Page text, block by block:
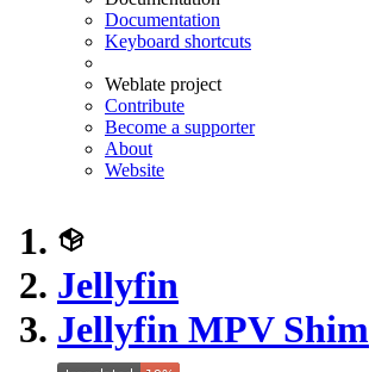
Documentation
Keyboard shortcuts
Weblate project
Contribute
Become a supporter
About
Website
Jellyfin
Jellyfin MPV Shim